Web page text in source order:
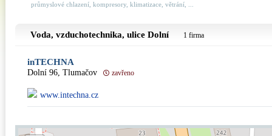
průmyslové chlazení, kompresory, klimatizace, větrání, ...
Voda, vzduchotechnika, ulice Dolní 1 firma
inTECHNA
Dolní 96, Tlumačov zavřeno
www.intechna.cz